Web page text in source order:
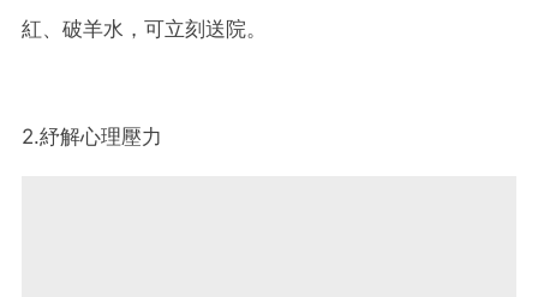
紅、破羊水，可立刻送院。
2.紓解心理壓力